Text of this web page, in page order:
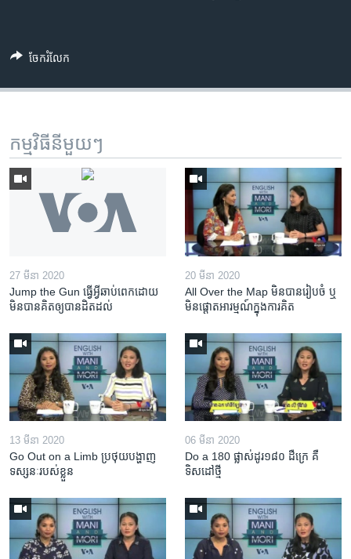
ចែករំលែក
កម្មវិធី​នីមួយៗ
27 មីនា 2020
Jump the Gun ធ្វើ​អ្វី​ឆាប់ពេក​ដោយ​
មិន​បាន​គិត​ឲ្យ​បាន​ដិតដល់
20 មីនា 2020
All Over the Map មិន​បាន​រៀបចំ ឬ
មិន​ផ្តោត​អារម្មណ៍​ក្នុងការ​គិត
13 មីនា 2020
Go Out on a Limb ប្រថុយ​បង្ហាញ​
ទស្សនៈ​របស់​ខ្លួន
06 មីនា 2020
Do a 180 ផ្លាស់ដូរ១៨០ ដឺក្រេ គឺ
ទិសដៅថ្មី